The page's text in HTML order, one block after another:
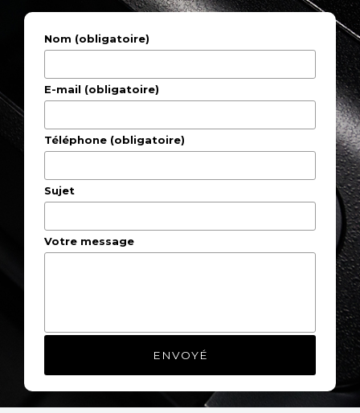
Nom (obligatoire)
E-mail (obligatoire)
Téléphone (obligatoire)
Sujet
Votre message